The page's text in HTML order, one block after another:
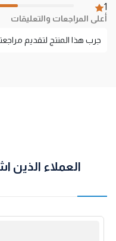
1
أعلى المراجعات والتعليقات
جرب هذا المنتج لتقديم
العملاء الذين